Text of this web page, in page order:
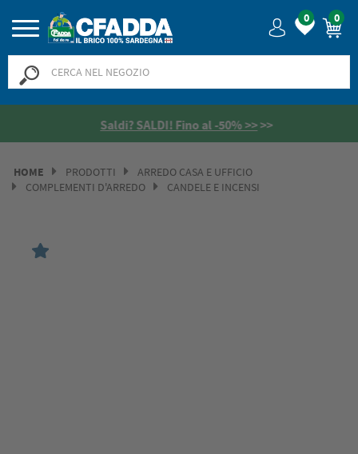
0 0
Saldi? SALDI! Fino al -50% >>>>
HOME PRODOTTI
ARREDO CASA E UFFICIO
COMPLEMENTI D'ARREDO
CANDELE E INCENSI